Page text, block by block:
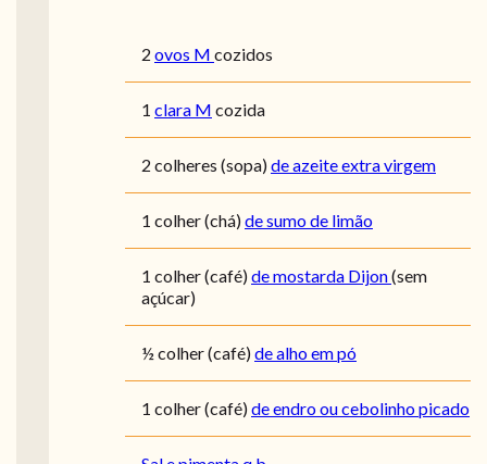
2 ovos M cozidos
1 clara M cozida
2 colheres (sopa)de azeite extra virgem
1 colher (chá)de sumo de limão
1 colher (café)de mostarda Dijon(sem
açúcar)
½ colher (café)de alho em pó
1 colher (café)de endro ou cebolinho picado